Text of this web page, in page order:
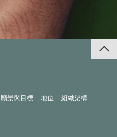
願景與目標 地位
組織架構